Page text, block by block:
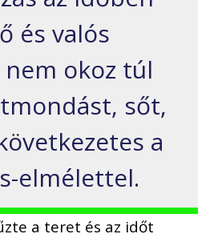
és valós
nem okoz túl
sőt,
a
elmélettel.
a teret és az időt